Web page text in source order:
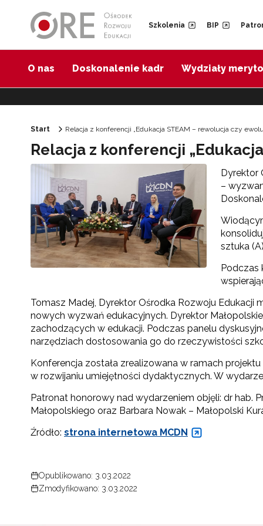
Szkolenia BIP
O nas Doskonalenie kadr Wydziały
Start Relacja z konferencji „Edukacja STEAM – rewolucja czy
Relacja z konferencji
Dyrektor
–
sztuka
Podczas
Tomasz Madej, Dyrektor Ośrodka Rozwoju Edukacji
nowych wyzwań edukacyjnych. Dyrektor
zachodzących w edukacji. Podczas panelu
narzędziach dostosowania go do rzeczywistości
Konferencja została zrealizowana w ramach
w rozwijaniu umiejętności dydaktycznych. W
Patronat honorowy nad wydarzeniem objęli: dr hab.
Małopolskiego oraz Barbara Nowak – Małopolski
Źródło: strona internetowa MCDN
Opublikowano: 3.03.2022
Zmodyfikowano: 3.03.2022